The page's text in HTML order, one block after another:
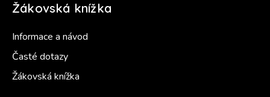
Žákovská knížka
Informace a návod
Časté dotazy
Žákovská knížka